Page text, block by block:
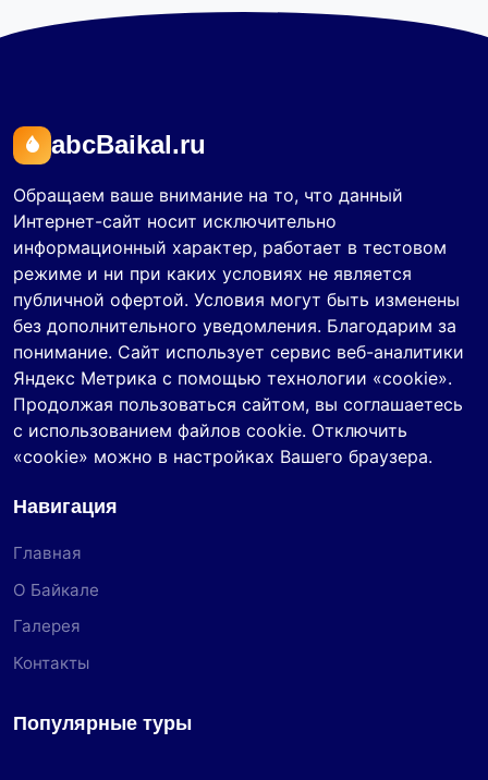
abcBaikal.ru
Обращаем ваше внимание на то, что данный
Интернет-сайт носит исключительно
информационный характер, работает в тестовом
режиме и ни при каких условиях не является
публичной офертой. Условия могут быть изменены
без дополнительного уведомления. Благодарим за
понимание. Сайт использует сервис веб-аналитики
Яндекс Метрика с помощью технологии «cookie».
Продолжая пользоваться сайтом, вы соглашаетесь
с использованием файлов cookie. Отключить
«cookie» можно в настройках Вашего браузера.
Навигация
Главная
О Байкале
Галерея
Контакты
Популярные туры